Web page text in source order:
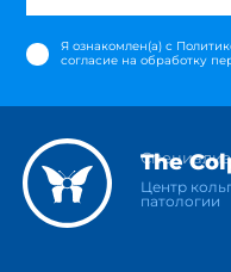
Я ознакомлен(а) с
согласие на обработку
The
Центр
патологии